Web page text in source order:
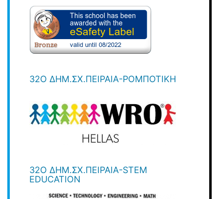
32Ο ΔΗΜ.ΣΧ.ΠΕΙΡΑΙΆ-ΡΟΜΠΟΤΙΚΉ
32Ο ΔΗΜ.ΣΧ.ΠΕΙΡΑΙΆ-STEM
EDUCATION